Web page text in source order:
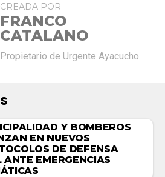
CREADA POR
FRANCO
CATALANO
Propietario de Urgente Ayacucho.
Y BOMBEROS
EN NUEVOS
DE DEFENSA
ANTE EMERGENCIAS